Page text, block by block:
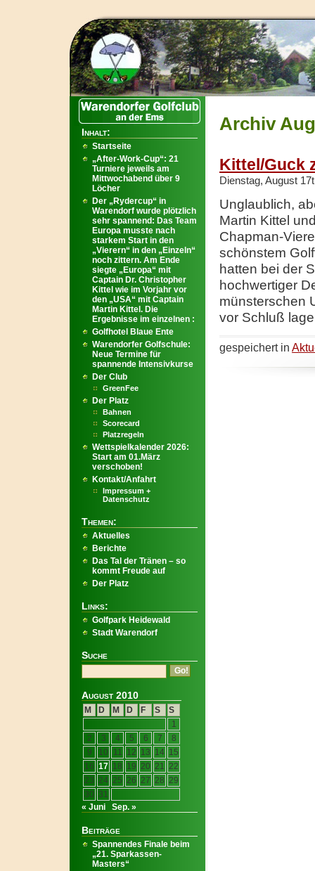
Archiv
Kittel/Guck
Dienstag, August
Unglaublich,
Martin Kittel
Chapman-
schönstem
hatten bei der
hochwertiger
münsterschen
vor Schluß
gespeichert in
Inhalt:
Startseite
„After-Work-Cup“: 21
Turniere jeweils am
Mittwochabend über 9
Löcher
Der „Rydercup“ in
Warendorf wurde plötzlich
sehr spannend: Das Team
Europa musste nach
starkem Start in den
„Vierern“ in den „Einzeln“
noch zittern. Am Ende
siegte „Europa“ mit
Captain Dr. Christopher
Kittel wie im Vorjahr vor
den „USA“ mit Captain
Martin Kittel. Die
Ergebnisse im einzelnen :
Golfhotel Blaue Ente
Warendorfer Golfschule:
Neue Termine für
spannende Intensivkurse
Der Club
GreenFee
Der Platz
Bahnen
Scorecard
Platzregeln
Wettspielkalender 2026:
Start am 01.März
verschoben!
Kontakt/Anfahrt
Impressum +
Datenschutz
Themen:
Aktuelles
Berichte
Das Tal der Tränen – so
kommt Freude auf
Der Platz
Links:
Golfpark Heidewald
Stadt Warendorf
Suche
August 2010
M D M D F S
S
1
2
3 4 5 6 7
8
9
10 11 12 13 14 15
16 17 18 19 20 21 22
23 24 25 26 27 28 29
30 31
« Juni
Sep. »
Beiträge
Spannendes Finale beim
„21. Sparkassen-
Masters“